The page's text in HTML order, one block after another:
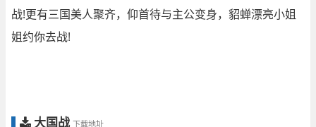
战!更有三国美人聚齐，仰首待与主公变身，貂蝉漂亮小姐
姐约你去战!
大国战 下载地址